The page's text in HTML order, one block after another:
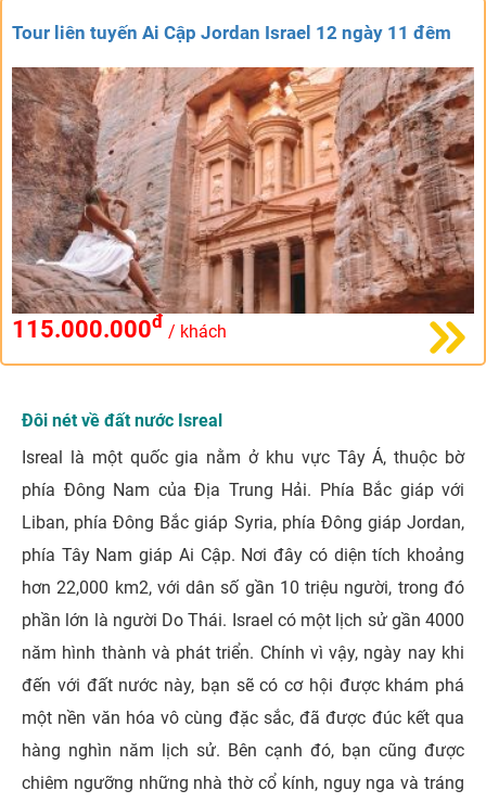
Tour liên tuyến Ai Cập Jordan Israel 12 ngày 11 đêm
115.000.000đ / khách
Đôi nét về đất nước Isreal
Isreal là một quốc gia nằm ở khu vực Tây Á, thuộc bờ
phía Đông Nam của Địa Trung Hải. Phía Bắc giáp với
Liban, phía Đông Bắc giáp Syria, phía Đông giáp Jordan,
phía Tây Nam giáp Ai Cập. Nơi đây có diện tích khoảng
hơn 22,000 km2, với dân số gần 10 triệu người, trong đó
phần lớn là người Do Thái. Israel có một lịch sử gần 4000
năm hình thành và phát triển. Chính vì vậy, ngày nay khi
đến với đất nước này, bạn sẽ có cơ hội được khám phá
một nền văn hóa vô cùng đặc sắc, đã được đúc kết qua
hàng nghìn năm lịch sử. Bên cạnh đó, bạn cũng được
chiêm ngưỡng những nhà thờ cổ kính, nguy nga và tráng